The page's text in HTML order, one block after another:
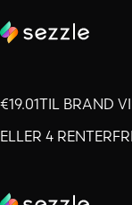
€19.01TIL BRAND
ELLER 4